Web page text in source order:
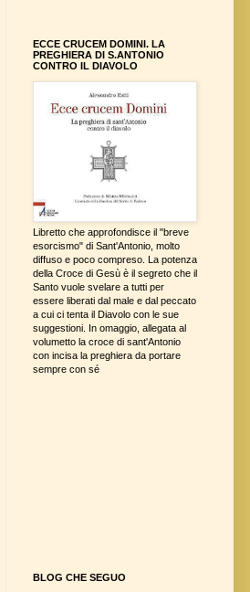
ECCE CRUCEM DOMINI. LA
PREGHIERA DI S.ANTONIO
CONTRO IL DIAVOLO
Libretto che approfondisce il "breve
esorcismo" di Sant'Antonio, molto
diffuso e poco compreso. La potenza
della Croce di Gesù è il segreto che il
Santo vuole svelare a tutti per
essere liberati dal male e dal peccato
a cui ci tenta il Diavolo con le sue
suggestioni. In omaggio, allegata al
volumetto la croce di sant'Antonio
con incisa la preghiera da portare
sempre con sé
BLOG CHE SEGUO